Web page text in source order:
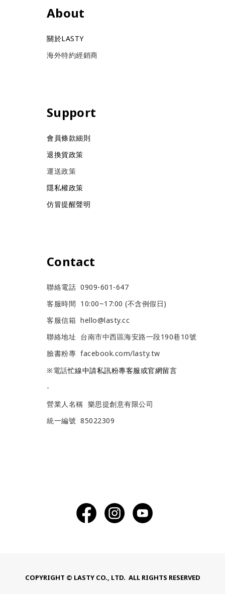
About
關於LASTY
海外特約經銷商
Support
會員條款細則
退換貨政策
運送政策
隱私權政策
仿冒提醒聲明
Contact
聯絡電話 0909-601-647
客服時間 10:00~17:00 (不含例假日)
客服信箱 hello@lasty.cc
聯絡地址 台南市中西區海安路一段190巷10號
臉書粉專 facebook.com/lasty.tw
※電話忙線中請私訊粉專客服或官網留言
-
營業人名稱 樂思提創意有限公司
統一編號 85022309
COPYRIGHT © LASTY CO., LTD. ALL RIGHTS RESERVED